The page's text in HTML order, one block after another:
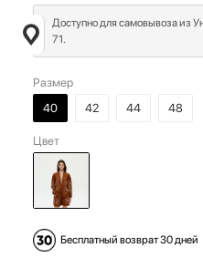
Доступно для самовывоза из
71.
Размер
40
42 44 48
Цвет
Бесплатный возврат 30 дней